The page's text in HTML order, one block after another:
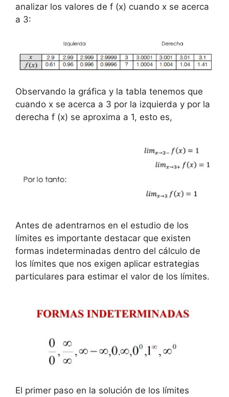
analizar los valores de f (x) cuando x se acerca
a 3:
Observando la gráfica y la tabla tenemos que
cuando x se acerca a 3 por la izquierda y por la
derecha f (x) se aproxima a 1, esto es,
Antes de adentrarnos en el estudio de los
límites es importante destacar que existen
formas indeterminadas dentro del cálculo de
los límites que nos exigen aplicar estrategias
particulares para estimar el valor de los límites.
El primer paso en la solución de los límites